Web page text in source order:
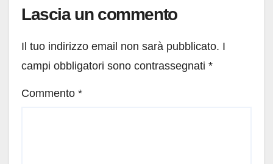
Lascia un commento
Il tuo indirizzo email non sarà pubblicato. I
campi obbligatori sono contrassegnati *
Commento *